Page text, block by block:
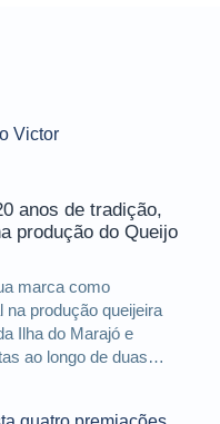
anos de tradição,
produção do Queijo
marca como
na produção queijeira
Ilha do Marajó e
ao longo de duas